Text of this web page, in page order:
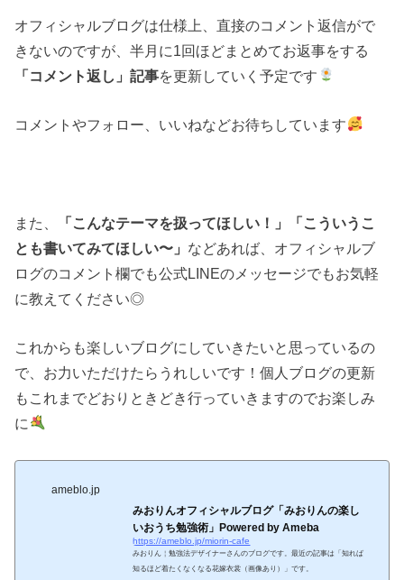
オフィシャルブログは仕様上、直接のコメント返信がで
きないのですが、半月に1回ほどまとめてお返事をする
「コメント返し」記事を更新していく予定です
コメントやフォロー、いいねなどお待ちしています
また、
「こんなテーマを扱ってほしい！」「こういうこ
とも書いてみてほしい〜」 などあれば、オフィシャルブ
ログのコメント欄でも公式LINEのメッセージでもお気軽
に教えてください◎
これからも楽しいブログにしていきたいと思っているの
で、お力いただけたらうれしいです！個人ブログの更新
もこれまでどおりときどき行っていきますのでお楽しみ
に
ameblo.jp
みおりんオフィシャルブログ「みおりんの楽し
いおうち勉強術」Powered by Ameba
https://ameblo.jp/miorin-cafe
みおりん￤勉強法デザイナーさんのブログです。最近の記事は「知れば
知るほど着たくなくなる花嫁衣裳（画像あり）」です。